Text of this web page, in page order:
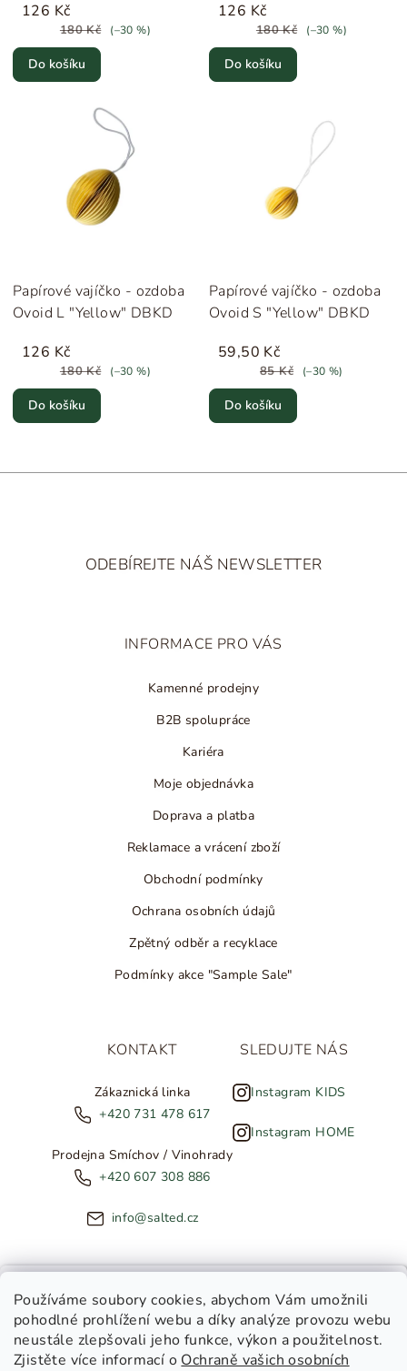
Používáme soubory cookies, abychom Vám umožnili
pohodlné prohlížení webu a díky analýze provozu webu
neustále zlepšovali jeho funkce, výkon a použitelnost.
Zjistěte více informací o Ochraně vašich osobních
126 Kč
180 Kč (–30 %)
Do košíku
126 Kč
180 Kč (–30 %)
Do košíku
Papírové vajíčko - ozdoba
Ovoid L "Yellow" DBKD
126 Kč
180 Kč (–30 %)
Do košíku
Papírové vajíčko - ozdoba
Ovoid S "Yellow" DBKD
59,50 Kč
85 Kč (–30 %)
Do košíku
ODEBÍREJTE NÁŠ NEWSLETTER
INFORMACE PRO VÁS
Kamenné prodejny
B2B spolupráce
Kariéra
Moje objednávka
Doprava a platba
Reklamace a vrácení zboží
Obchodní podmínky
Ochrana osobních údajů
Zpětný odběr a recyklace
Podmínky akce "Sample Sale"
KONTAKT
Zákaznická linka
+420 731 478 617
Prodejna Smíchov / Vinohrady
+420 607 308 886
info@salted.cz
SLEDUJTE NÁS
Instagram KIDS
Instagram HOME
Copyright 2026SALTED. Všechna práva vyhrazena.Upravit
nastavení cookies
NOVINKY ZE SALTED
Toužíte dostávat novinky z